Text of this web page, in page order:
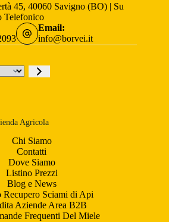
45, 40060 Savigno (BO) | Su
Telefonico
Email:
info@borvei.it
Agricola
Chi Siamo
Contatti
Dove Siamo
Listino Prezzi
Blog e News
Recupero Sciami di Api
Aziende Area B2B
Frequenti Del Miele